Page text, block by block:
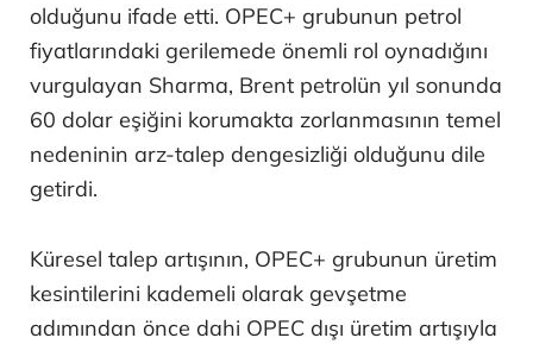
olduğunu ifade etti. OPEC+ grubunun petrol
fiyatlarındaki gerilemede önemli rol oynadığını
vurgulayan Sharma, Brent petrolün yıl sonunda
60 dolar eşiğini korumakta zorlanmasının temel
nedeninin arz-talep dengesizliği olduğunu dile
getirdi.
Küresel talep artışının, OPEC+ grubunun üretim
kesintilerini kademeli olarak gevşetme
adımından önce dahi OPEC dışı üretim artışıyla